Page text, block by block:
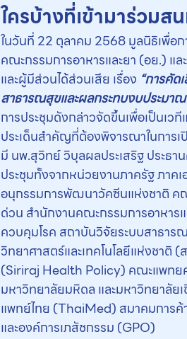
ใครบ้างที่เข้ามาร่วมส
ในวันที่ 22 ตุลาคม 2568 มูลนิธิเพื่อก
คณะกรรมการอาหารและยา (อย.)
และผู้มีส่วนได้ส่วนเสีย เรื่อง “การคัด
สาธารณสุขและผลกระทบงบประมา
การประชุมดังกล่าวจัดขึ้นเพื่อเป็นเว
ประเด็นสำคัญที่ต้องพิจารณาในการ
มี นพ.สุวิทย์ วิบุลผลประเสริฐ ประธ
ประชุมทั้งจากหน่วยงานภาครัฐ ภา
อนุกรรมการพัฒนาวัคซีนแห่งชาติ ค
ด่วน สำนักงานคณะกรรมการอาหา
ควบคุมโรค สถาบันวิจัยระบบสาธา
วิทยาศาสตร์และเทคโนโลยีแห่งชา
(Siriraj Health Policy) คณะแพทย
มหาวิทยาลัยมหิดล และมหาวิทยาลั
แพทย์ไทย (ThaiMed) สมาคมการ
และองค์การเภสัชกรรม (GPO)